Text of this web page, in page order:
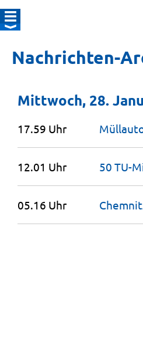
Nachrichten-
Mittwoch, 28.
17.59 Uhr
12.01 Uhr 50 TU-
05.16 Uhr